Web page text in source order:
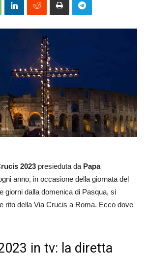
2023 presieduta da Papa
anno, in occasione della giornata del
giorni dalla domenica di Pasqua, si
rito della Via Crucis a Roma. Ecco dove
in tv: la diretta